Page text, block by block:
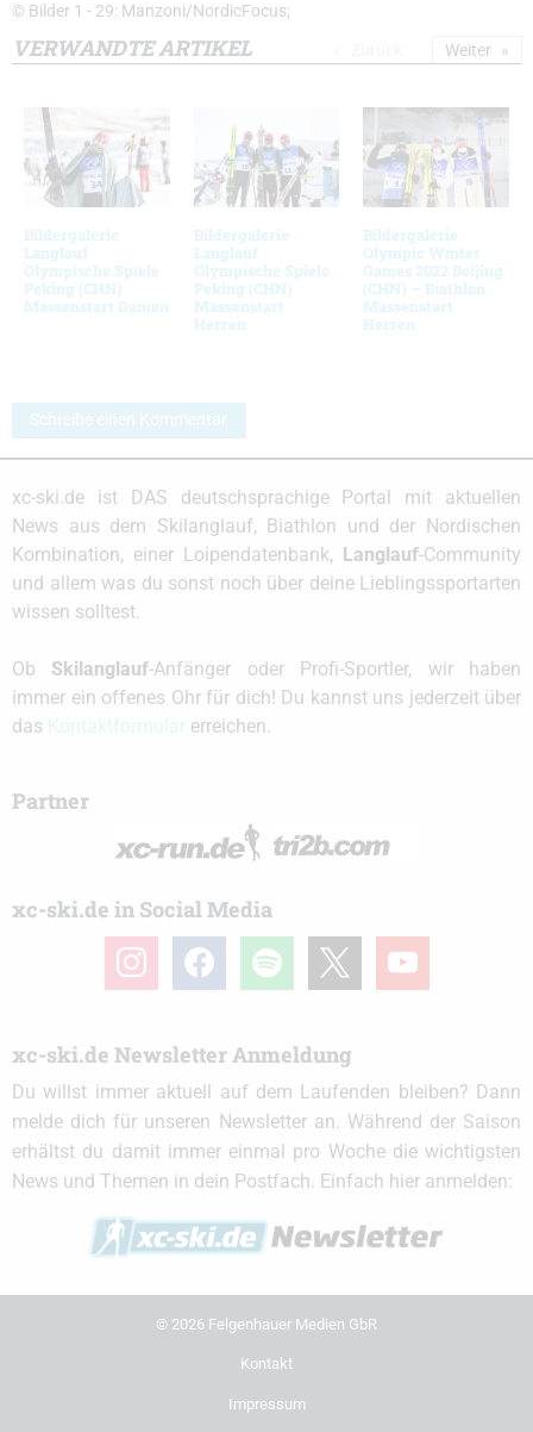
© Bilder 1 - 29: Manzoni/NordicFocus;
VERWANDTE ARTIKEL
Bildergalerie
Langlauf
Olympische Spiele
Peking (CHN)
Massenstart Damen
Bildergalerie
Langlauf
Olympische Spiele
Peking (CHN)
Massenstart
Herren
Bildergalerie
Olympic Winter
Games 2022 Beijing
(CHN) – Biathlon
Massenstart
Herren
Weiter
Schreibe einen Kommentar
xc-ski.de ist DAS deutschsprachige Portal mit aktuellen
News aus dem Skilanglauf, Biathlon und der Nordischen
Kombination, einer Loipendatenbank,
Langlauf-Community
und allem was du sonst noch über deine Lieblingssportarten
wissen solltest.
Ob Skilanglauf-Anfänger oder Profi-Sportler, wir haben
immer ein offenes Ohr für dich! Du kannst uns jederzeit über
das
erreichen.
Partner
xc-ski.de in Social Media
instagramfacebook spotify youtube
xc-ski.de Newsletter Anmeldung
Du willst immer aktuell auf dem Laufenden bleiben? Dann
melde dich für unseren Newsletter an. Während der Saison
erhältst du damit immer einmal pro Woche die wichtigsten
News und Themen in dein Postfach. Einfach hier anmelden:
© 2026 Felgenhauer Medien GbR
Kontakt
Impressum